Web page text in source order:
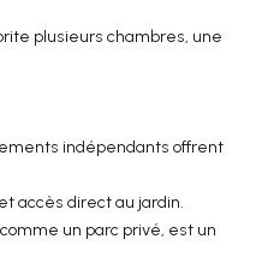
plusieurs chambres, une
indépendants offrent
accès direct au jardin.
un parc privé, est un